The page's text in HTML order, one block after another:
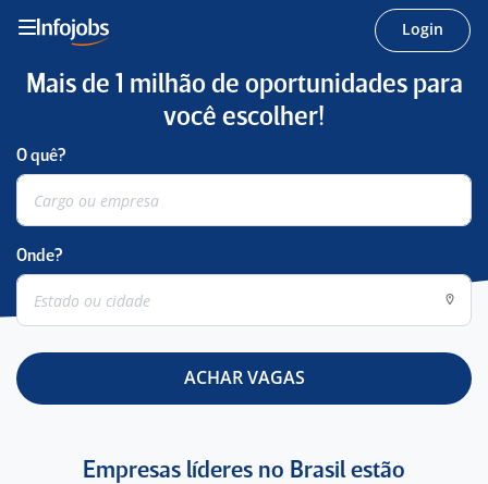
Login
Mais de 1 milhão de oportunidades para
você escolher!
O quê?
Onde?
ACHAR VAGAS
Empresas líderes no Brasil estão